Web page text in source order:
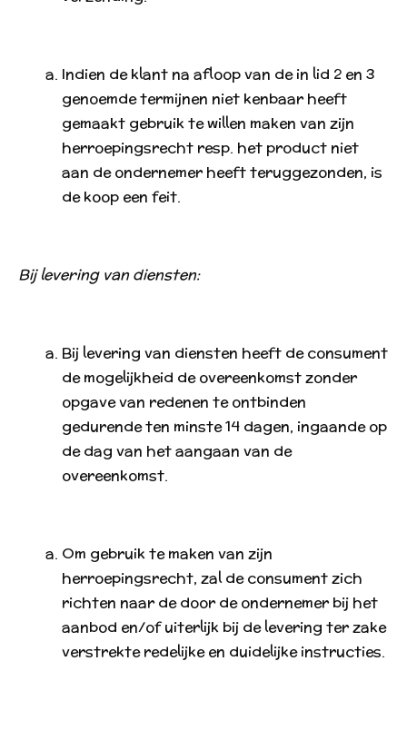
Indien de klant na afloop van de in lid 2 en 3
genoemde termijnen niet kenbaar heeft
gemaakt gebruik te willen maken van zijn
herroepingsrecht resp. het product niet
aan de ondernemer heeft teruggezonden, is
de koop een feit.
Bij levering van diensten:
Bij levering van diensten heeft de consument
de mogelijkheid de overeenkomst zonder
opgave van redenen te ontbinden
gedurende ten minste 14 dagen, ingaande op
de dag van het aangaan van de
overeenkomst.
Om gebruik te maken van zijn
herroepingsrecht, zal de consument zich
richten naar de door de ondernemer bij het
aanbod en/of uiterlijk bij de levering ter zake
verstrekte redelijke en duidelijke instructies.